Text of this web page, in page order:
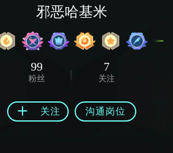
邪恶哈基米
99
粉丝
7
关注
关注 沟通岗位